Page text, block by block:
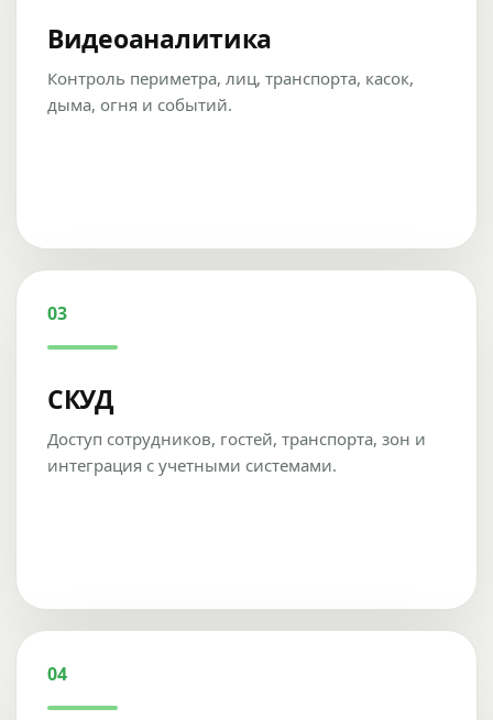
Видеоаналитика
Контроль периметра, лиц, транспорта, касок,
дыма, огня и событий.
03
СКУД
Доступ сотрудников, гостей, транспорта, зон и
интеграция с учетными системами.
04